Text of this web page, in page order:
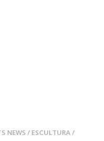
NEWS / ESCULTURA/